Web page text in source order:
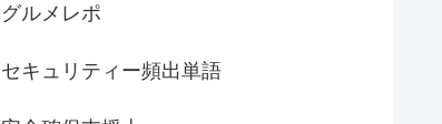
グルメレポ
セキュリティー頻出単語